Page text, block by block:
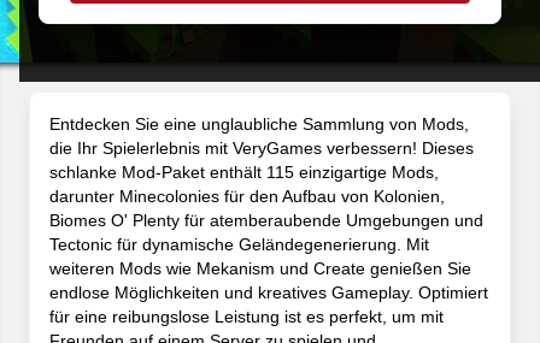
Entdecken Sie eine unglaubliche Sammlung von Mods,
die Ihr Spielerlebnis mit VeryGames verbessern! Dieses
schlanke Mod-Paket enthält 115 einzigartige Mods,
darunter Minecolonies für den Aufbau von Kolonien,
Biomes O' Plenty für atemberaubende Umgebungen und
Tectonic für dynamische Geländegenerierung. Mit
weiteren Mods wie Mekanism und Create genießen Sie
endlose Möglichkeiten und kreatives Gameplay. Optimiert
für eine reibungslose Leistung ist es perfekt, um mit